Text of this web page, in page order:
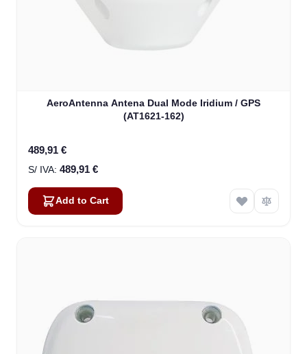
AeroAntenna Antena Dual Mode Iridium / GPS
(AT1621-162)
489,91 €
489,91 €
Add to Cart